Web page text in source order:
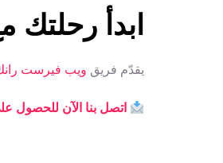
ابدأ رحلتك
يقدّم فريق ويب فيرست
اتصل بنا الآن للحصول